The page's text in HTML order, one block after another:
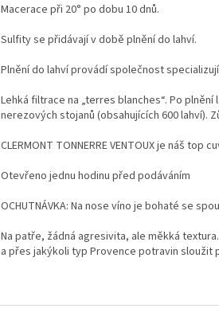
Macerace při 20° po dobu 10 dnů.
Sulfity se přidávají v době plnění do lahví.
Plnění do lahví provádí společnost
Lehká filtrace na „terres blanches“. Po
nerezových stojanů (obsahujících 600 lahví).
CLERMONT TONNERRE VENTOUX je náš
Otevřeno jednu hodinu před podáváním
OCHUTNÁVKA: Na nose víno je bohaté se
Na patře, žádná agresivita, ale měkká
a přes jakýkoli typ Provence potravin sloužit